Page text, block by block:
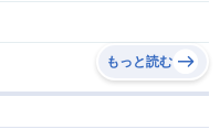
もっと読む